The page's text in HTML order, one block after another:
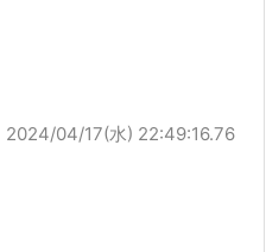
2024/04/17(水) 22:49:16.76